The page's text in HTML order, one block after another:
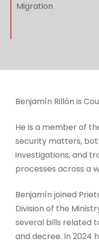
Migration
Benjamín Rillón is
He is a member of
security matters,
investigations, and
processes across a
Benjamín joined
Division of the
several bills related
and decree. In 2024